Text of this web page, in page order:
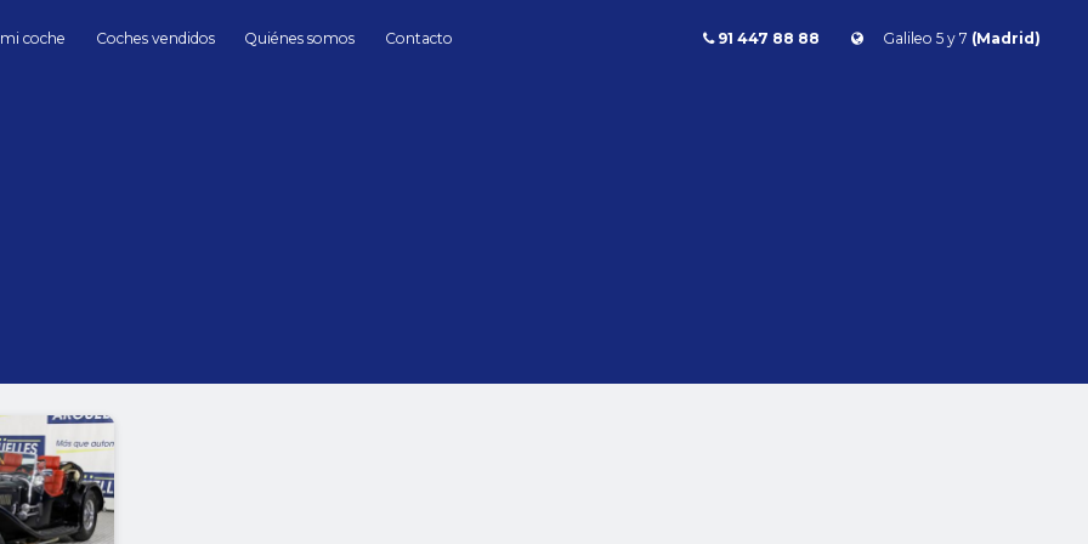
coche Coches vendidos Quiénes somos Contacto 91 447 88 88 Galileo 5 y 7 (Madrid)